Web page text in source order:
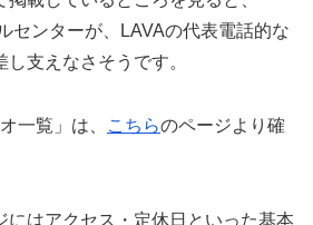
センターが、LAVAの代表電話的な
支えなさそうです。
一覧」は、 こちらのページより確
にはアクセス・定休日といった基本